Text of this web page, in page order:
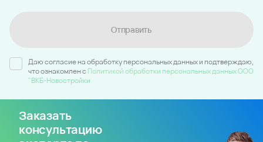
Отправить
Даю согласие на обработку персональных данных и подтверждаю,
что ознакомлен c Политикой обработки персональных данных ООО
"ВКБ-Новостройки
Заказать
консультацию